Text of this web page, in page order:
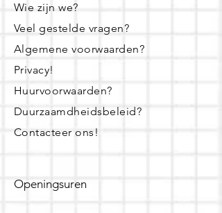
Wie zijn we?
Veel gestelde vragen?
Algemene voorwaarden?
Privacy!
Huurvoorwaarden?
Duurzaamdheidsbeleid?
Contacteer ons!
Openingsuren